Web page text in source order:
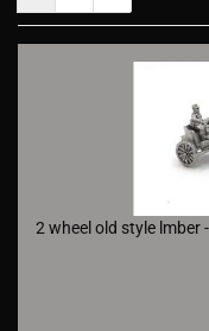
2 wheel old style lmber